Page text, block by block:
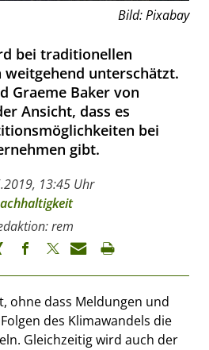
Bild: Pixabay
bei traditionellen
unterschätzt.
Graeme Baker von
Ansicht, dass es
bei
gibt.
13:45 Uhr
rem
ohne dass Meldungen und
des Klimawandels die
Gleichzeitig wird auch der